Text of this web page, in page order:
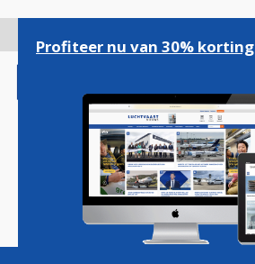
gaan
Magazine Podcasts
Profiteer nu van 30% korting